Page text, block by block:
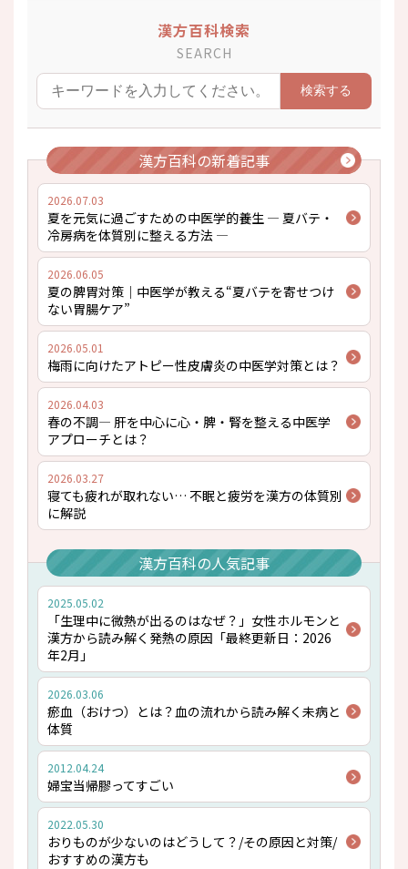
漢方百科検索
SEARCH
漢方百科の新着記事
2026.07.03
夏を元気に過ごすための中医学的養生 ― 夏バテ・
冷房病を体質別に整える方法 ―
2026.06.05
夏の脾胃対策｜中医学が教える“夏バテを寄せつけ
ない胃腸ケア”
2026.05.01
梅雨に向けたアトピー性皮膚炎の中医学対策とは？
2026.04.03
春の不調― 肝を中心に心・脾・腎を整える中医学
アプローチとは？
2026.03.27
寝ても疲れが取れない… 不眠と疲労を漢方の体質別
に解説
漢方百科の人気記事
2025.05.02
「生理中に微熱が出るのはなぜ？」女性ホルモンと
漢方から読み解く発熱の原因「最終更新日：2026
年2月」
2026.03.06
瘀血（おけつ）とは？――血の流れから読み解く未病と
体質
2012.04.24
婦宝当帰膠ってすごい
2022.05.30
おりものが少ないのはどうして？/その原因と対策/
おすすめの漢方も